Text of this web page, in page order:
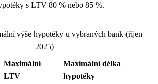
s LTV 80 % nebo 85 %.
výše hypotéky u vybraných bank (říjen
2025)
Maximální
LTV
Maximální délka
hypotéky